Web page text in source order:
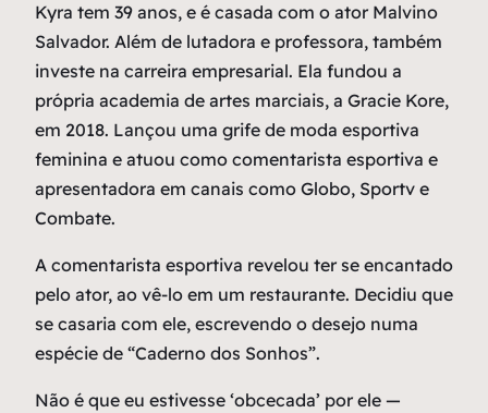
Kyra tem 39 anos, e é casada com o ator Malvino
Salvador. Além de lutadora e professora, também
investe na carreira empresarial. Ela fundou a
própria academia de artes marciais, a Gracie Kore,
em 2018. Lançou uma grife de moda esportiva
feminina e atuou como comentarista esportiva e
apresentadora em canais como Globo, Sportv e
Combate.
A comentarista esportiva revelou ter se encantado
pelo ator, ao vê-lo em um restaurante. Decidiu que
se casaria com ele, escrevendo o desejo numa
espécie de “Caderno dos Sonhos”.
Não é que eu estivesse ‘obcecada’ por ele —